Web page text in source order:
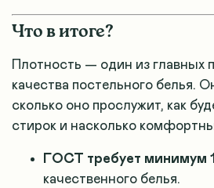
Что в итоге?
Плотность — один из главных
качества постельного белья.
сколько оно прослужит, как
стирок и насколько
ГОСТ требует минимум
качественного белья.